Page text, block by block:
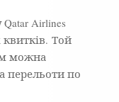
Airlines
Той
можна
перельоти по